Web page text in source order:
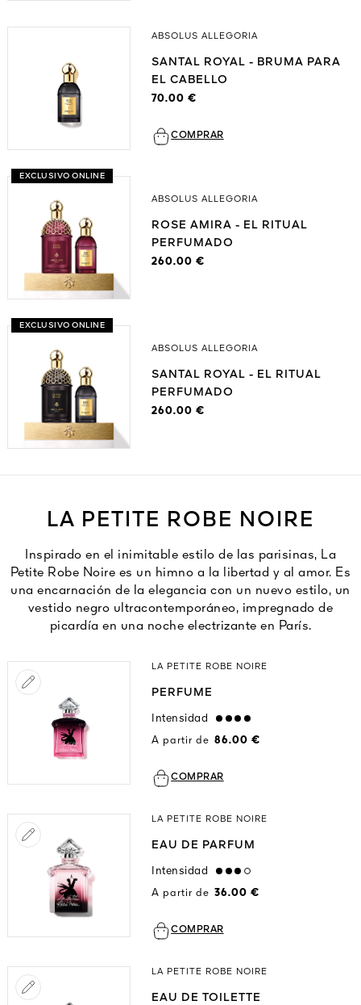
ABSOLUS ALLEGORIA
SANTAL ROYAL - BRUMA PARA
EL CABELLO
70.00 €
COMPRAR
EXCLUSIVO ONLINE
ABSOLUS ALLEGORIA
ROSE AMIRA - EL RITUAL
PERFUMADO
260.00 €
EXCLUSIVO ONLINE
ABSOLUS ALLEGORIA
SANTAL ROYAL - EL RITUAL
PERFUMADO
260.00 €
LA PETITE ROBE NOIRE
Inspirado en el inimitable estilo de las parisinas, La
Petite Robe Noire es un himno a la libertad y al amor. Es
una encarnación de la elegancia con un nuevo estilo, un
vestido negro ultracontemporáneo, impregnado de
picardía en una noche electrizante en París.
LA PETITE ROBE NOIRE
PERFUME
Intensidad strong
A partir de 86.00 €
COMPRAR
LA PETITE ROBE NOIRE
EAU DE PARFUM
Intensidad high
A partir de 36.00 €
COMPRAR
LA PETITE ROBE NOIRE
EAU DE TOILETTE